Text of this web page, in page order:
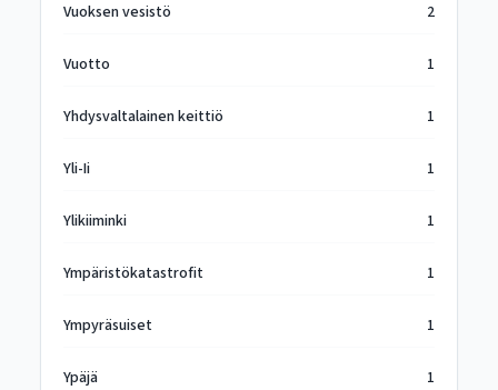
Vuoksen vesistö 2
Vuotto 1
Yhdysvaltalainen keittiö 1
Yli-Ii 1
Ylikiiminki 1
Ympäristökatastrofit 1
Ympyräsuiset 1
Ypäjä 1